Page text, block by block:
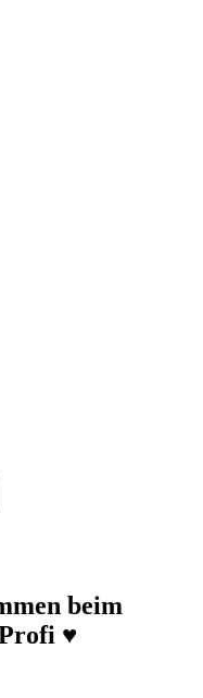
beim
♥